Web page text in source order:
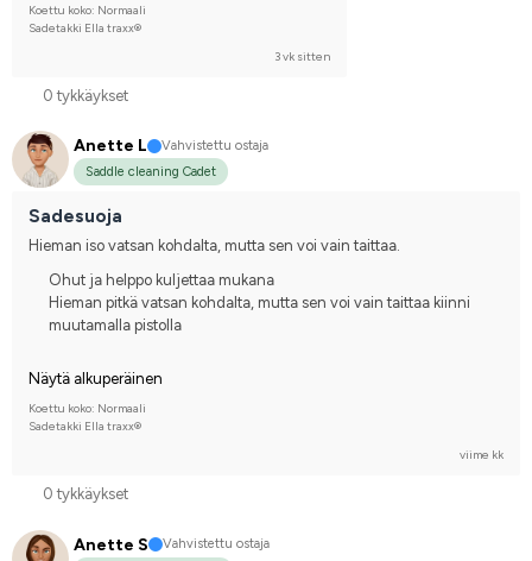
Koettu koko: Normaali
Sadetakki Ella traxx®
3 vk sitten
0 tykkäykset
Anette L
Vahvistettu ostaja
Saddle cleaning Cadet
Sadesuoja
Hieman iso vatsan kohdalta, mutta sen voi vain taittaa.
Ohut ja helppo kuljettaa mukana
Hieman pitkä vatsan kohdalta, mutta sen voi vain taittaa kiinni
muutamalla pistolla
Näytä alkuperäinen
Koettu koko: Normaali
Sadetakki Ella traxx®
viime kk
0 tykkäykset
Anette S
Vahvistettu ostaja